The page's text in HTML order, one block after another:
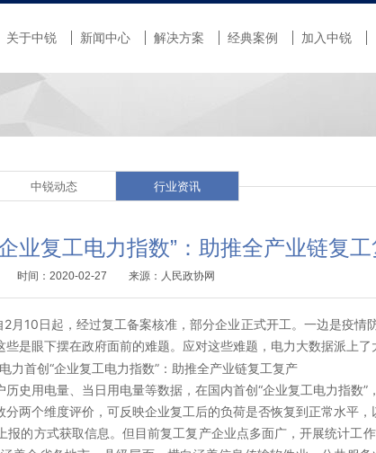
关于中锐 新闻中心 解决方案 经典案例 加入中锐
中锐动态 行业资讯
业复工电力指数”：助推全产业链复
时间：2020-02-27 来源：人民政协网
10日起，经过复工备案核准，部分企业正式开工。一边是疫情
是眼下摆在政府面前的难题。应对这些难题，电力大数据派上了
史用电量、当日用电量等数据，在国内首创“企业复工电力指数”
两个维度评价，可反映企业复工后的负荷是否恢复到正常水平，
的方式获取信息。但目前复工复产企业点多面广，开展统计工